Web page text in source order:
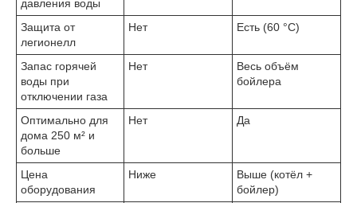
давления воды
Защита от
легионелл
Нет Есть (60 °C)
Запас горячей
воды при
отключении газа
Нет
Весь объём
бойлера
Оптимально для
дома 250 м² и
больше
Нет Да
Цена
оборудования
Ниже
Выше (котёл +
бойлер)